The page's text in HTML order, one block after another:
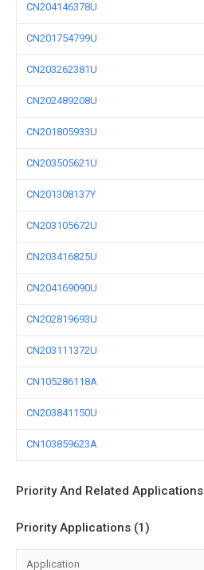
CN204146378U
CN201754799U
CN203262381U
CN202489208U
CN201805933U
CN203505621U
CN201308137Y
CN203105672U
CN203416825U
CN204169090U
CN202819693U
CN203111372U
CN105286118A
CN203841150U
CN103859623A
Priority And Related Applications
Priority Applications (1)
Application